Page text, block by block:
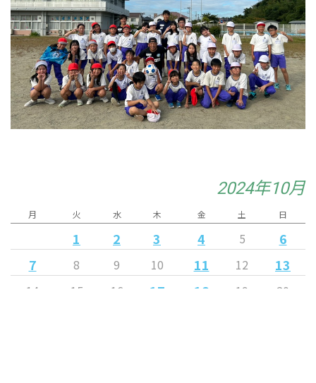
2024年10月
月 火 水 木 金 土 日
1 2 3 4 5
6
7
8 9 10 11 12 13
14 15 16 17 18 19 20